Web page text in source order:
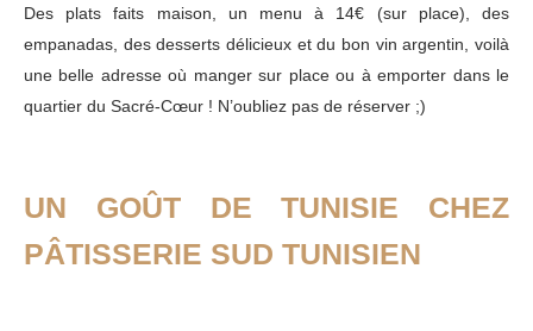
Des plats faits maison, un menu à 14€ (sur place), des
empanadas, des desserts délicieux et du bon vin argentin, voilà
une belle adresse où manger sur place ou à emporter dans le
quartier du Sacré-Cœur ! N’oubliez pas de réserver ;)
UN GOÛT DE TUNISIE CHEZ
PÂTISSERIE SUD TUNISIEN